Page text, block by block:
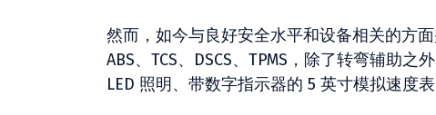
然而，如今与良好安全水平和设备相关的方
ABS、TCS、DSCS、TPMS，除了转弯辅助
LED 照明、带数字指示器的 5 英寸模拟速度表